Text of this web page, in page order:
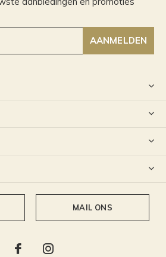
AANMELDEN
MAIL ONS